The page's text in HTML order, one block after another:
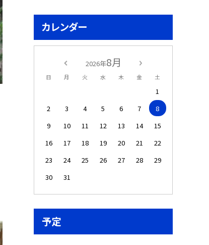
カレンダー
2026年8月
日 月 火 水 木 金 土
1
2
3 4 5 6 7
8
9
10 11 12 13 14
15
16
17 18 19 20 21
22
23
24 25 26 27 28
29
30
31
予定